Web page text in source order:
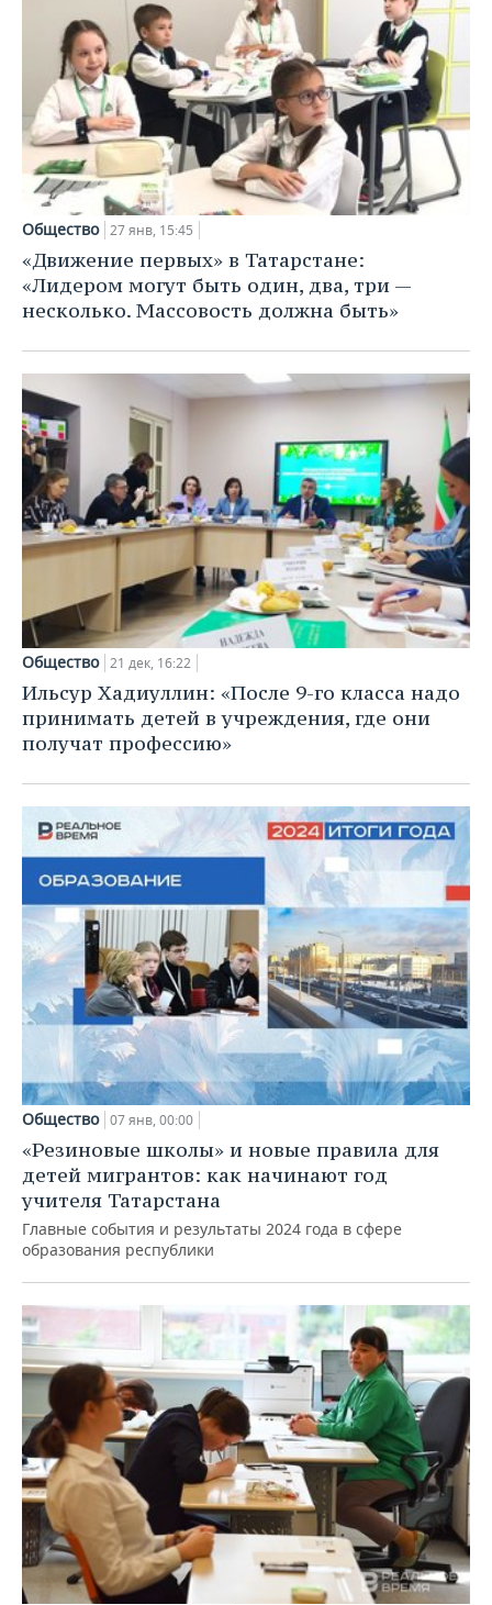
Общество 27 янв, 15:45
«Движение первых» в Татарстане:
«Лидером могут быть один, два, три —
несколько. Массовость должна быть»
Общество 21 дек, 16:22
Ильсур Хадиуллин: «После 9-го класса надо
принимать детей в учреждения, где они
получат профессию»
Общество 07 янв, 00:00
«Резиновые школы» и новые правила для
детей мигрантов: как начинают год
учителя Татарстана
Главные события и результаты 2024 года в сфере
образования республики